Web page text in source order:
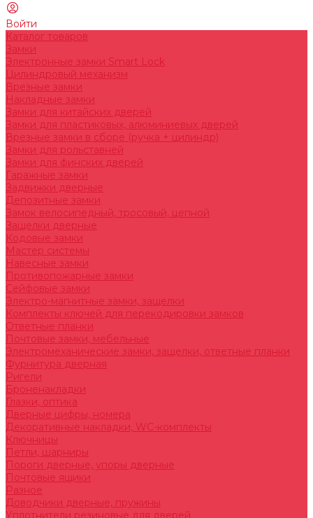
Войти
Каталог товаров
Замки
Электронные замки Smart Lock
Цилиндровый механизм
Врезные замки
Накладные замки
Замки для китайских дверей
Замки для пластиковых, алюминиевых дверей
Врезные замки в сборе (ручка + цилиндр)
Замки для рольставней
Замки для финских дверей
Гаражные замки
Задвижки дверные
Депозитные замки
Замок велосипедный, тросовый, цепной
Защелки дверные
Кодовые замки
Мастер системы
Навесные замки
Противопожарные замки
Сейфовые замки
Электро-магнитные замки, защелки
Комплекты ключей для перекодировки замков
Ответные планки
Почтовые замки, мебельные
Электромеханические замки, защелки, ответные планки
Фурнитура дверная
Ригели
Броненакладки
Глазки, оптика
Дверные цифры, номера
Декоративные накладки, WC-комплекты
Ключницы
Петли, шарниры
Пороги дверные, упоры дверные
Почтовые ящики
Разное
Доводчики дверные, пружины
Уплотнители резиновые для дверей